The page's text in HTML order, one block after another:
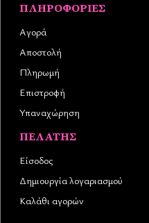
ΠΛΗΡΟΦΟΡΊΕΣ
Αγορά
Αποστολή
Πληρωμή
Επιστροφή
Υπαναχώρηση
ΠΕΛΆΤΗΣ
Είσοδος
Δημιουργία λογαριασμού
Καλάθι αγορών